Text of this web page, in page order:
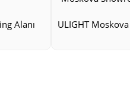
Alanı ULIGHT